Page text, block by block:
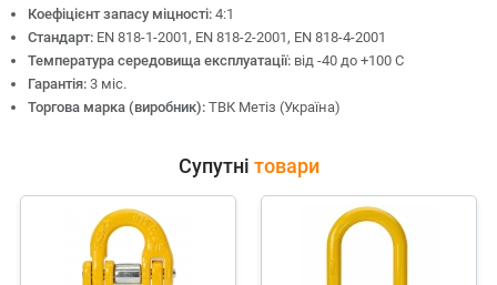
Коефіцієнт запасу міцності: 4:1
Стандарт: EN 818-1-2001, EN 818-2-2001, EN 818-4-2001
Температура середовища експлуатації: від -40 до +100 С
Гарантія: 3 міс.
Торгова марка (виробник): ТВК Метіз (Україна)
Супутні товари